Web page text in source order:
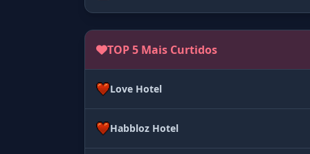
TOP 5 Mais Curtidos
Love Hotel
Habbloz Hotel